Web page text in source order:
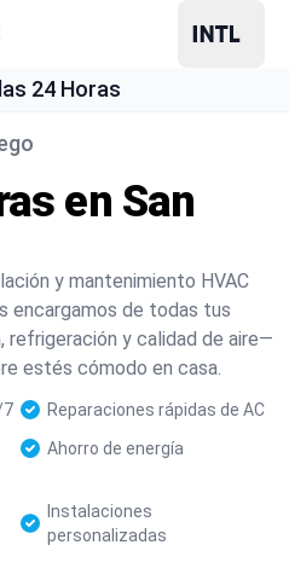
24 Horas
en San
y mantenimiento HVAC
encargamos de todas tus
y calidad de aire—
estés cómodo en casa.
7
Reparaciones rápidas de AC
Ahorro de energía
Instalaciones
personalizadas